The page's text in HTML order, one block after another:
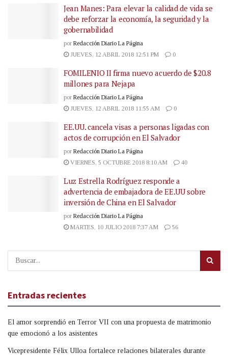
Jean Manes: Para elevar la calidad de vida se
debe reforzar la economía, la seguridad y la
gobernabilidad
por Redacción Diario La Página
JUEVES, 12 ABRIL 2018 12:51 PM
0
FOMILENIO II firma nuevo acuerdo de $20.8
millones para Nejapa
por Redacción Diario La Página
JUEVES, 12 ABRIL 2018 11:55 AM
0
EE.UU. cancela visas a personas ligadas con
actos de corrupción en El Salvador
por Redacción Diario La Página
VIERNES, 5 OCTUBRE 2018 8:10 AM
40
Luz Estrella Rodríguez responde a
advertencia de embajadora de EE.UU sobre
inversión de China en El Salvador
por Redacción Diario La Página
MARTES, 10 JULIO 2018 7:37 AM
56
Entradas recientes
El amor sorprendió en Terror VII con una propuesta de matrimonio
que emocionó a los asistentes
Vicepresidente Félix Ulloa fortalece relaciones bilaterales durante